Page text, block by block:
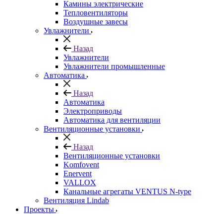
Камины электрические
Тепловентиляторы
Воздушные завесы
Увлажнители
Назад
Увлажнители
Увлажнители промышленные
Автоматика
Назад
Автоматика
Электроприводы
Автоматика для вентиляции
Вентиляционные установки
Назад
Вентиляционные установки
Komfovent
Enervent
VALLOX
Канальные агрегаты VENTUS N-type
Вентиляция Lindab
Проекты